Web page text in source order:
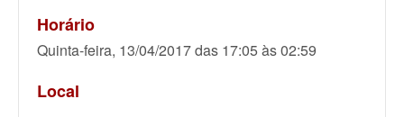
Horário
Quinta-feira, 13/04/2017 das 17:05 às 02:59
Local